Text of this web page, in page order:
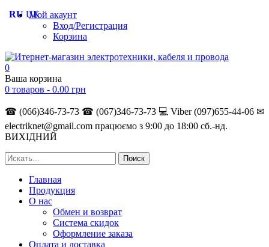
Мой акаунт
Вход/Регистрация
Корзина
0
Ваша корзина
0 товаров - 0.00 грн
☎ (066)346-73-73 ☎ (067)346-73-73 💻 Viber (097)655-44-06 ✉
electriknet@gmail.com працюємо з 9:00 до 18:00 сб.-нд.
ВИХІДНИЙ
Главная
Продукция
О нас
Обмен и возврат
Система скидок
Оформление заказа
Оплата и доставка
RU UK